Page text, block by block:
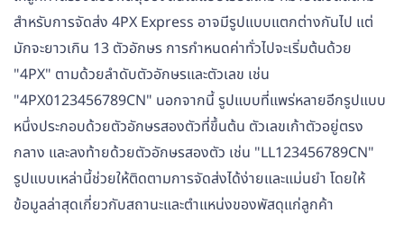
สำหรับการจัดส่ง 4PX Express อาจมีรูปแบบแตกต่างกันไป แต่
มักจะยาวเกิน 13 ตัวอักษร การกำหนดค่าทั่วไปจะเริ่มต้นด้วย
"4PX" ตามด้วยลำดับตัวอักษรและตัวเลข เช่น
"4PX0123456789CN" นอกจากนี้ รูปแบบที่แพร่หลายอีกรูปแบบ
หนึ่งประกอบด้วยตัวอักษรสองตัวที่ขึ้นต้น ตัวเลขเก้าตัวอยู่ตรง
กลาง และลงท้ายด้วยตัวอักษรสองตัว เช่น "LL123456789CN"
รูปแบบเหล่านี้ช่วยให้ติดตามการจัดส่งได้ง่ายและแม่นยำ โดยให้
ข้อมูลล่าสุดเกี่ยวกับสถานะและตำแหน่งของพัสดุแก่ลูกค้า